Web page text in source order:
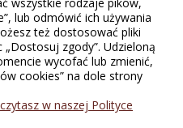
lub odmówić ich używania
też dostosować pliki
zgody”. Udzieloną
wycofać lub zmienić,
cookies” na dole strony
w naszej Polityce